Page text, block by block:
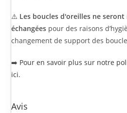
⚠️ Les boucles d'oreilles ne
échangées pour des raisons
changement de support des
➡️ Pour en savoir plus sur notre
ici.
Avis